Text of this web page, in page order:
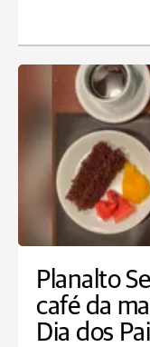
Planalto
café da
Dia dos